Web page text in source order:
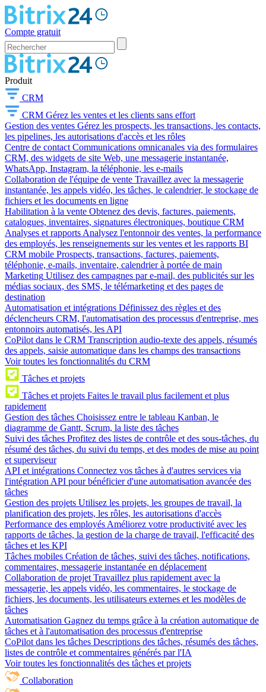
Compte gratuit
Produit
CRM
CRM Gérez les ventes et les clients sans effort
Gestion des ventes Gérez les prospects, les transactions, les contacts,
les pipelines, les autorisations d'accès et les rôles
Centre de contact Communications omnicanales via des formulaires
CRM, des widgets de site Web, une messagerie instantanée,
WhatsApp, Instagram, la téléphonie, les e-mails
Collaboration de l'équipe de vente Travaillez avec la messagerie
instantanée, les appels vidéo, les tâches, le calendrier, le stockage de
fichiers et les documents en ligne
Habilitation à la vente Obtenez des devis, factures, paiements,
catalogues, inventaires, signatures électroniques, boutique CRM
Analyses et rapports Analysez l'entonnoir des ventes, la performance
des employés, les renseignements sur les ventes et les rapports BI
CRM mobile Prospects, transactions, factures, paiements,
téléphonie, e-mails, inventaire, calendrier à portée de main
Marketing Utilisez des campagnes par e-mail, des publicités sur les
médias sociaux, des SMS, le télémarketing et des pages de
destination
Automatisation et intégrations Définissez des règles et des
déclencheurs CRM, l'automatisation des processus d'entreprise, mes
entonnoirs automatisés, les API
CoPilot dans le CRM Transcription audio-texte des appels, résumés
des appels, saisie automatique dans les champs des transactions
Voir toutes les fonctionnalités du CRM
Tâches et projets
Tâches et projets Faites le travail plus facilement et plus
rapidement
Gestion des tâches Choisissez entre le tableau Kanban, le
diagramme de Gantt, Scrum, la liste des tâches
Suivi des tâches Profitez des listes de contrôle et des sous-tâches, du
résumé des tâches, du suivi du temps, et des modes de mise au point
et superviseur
API et intégrations Connectez vos tâches à d'autres services via
l'intégration API pour bénéficier d'une automatisation avancée des
tâches
Gestion des projets Utilisez les projets, les groupes de travail, la
planification des projets, les rôles, les autorisations d'accès
Performance des employés Améliorez votre productivité avec les
rapports de tâches, la gestion de la charge de travail, l'efficacité des
tâches et les KPI
Tâches mobiles Création de tâches, suivi des tâches, notifications,
commentaires, messagerie instantanée en déplacement
Collaboration de projet Travaillez plus rapidement avec la
messagerie, les appels vidéo, les commentaires, le stockage de
fichiers, les documents, les utilisateurs externes et les modèles de
tâches
Automatisation Gagnez du temps grâce à la création automatique de
tâches et à l'automatisation des processus d'entreprise
CoPilot dans les tâches Descriptions des tâches, résumés des tâches,
listes de contrôle et commentaires générés par l'IA
Voir toutes les fonctionnalités des tâches et projets
Collaboration